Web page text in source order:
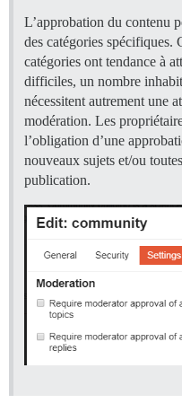
L’approbation du contenu
des catégories spécifiques.
catégories ont tendance à
difficiles, un nombre
nécessitent autrement une
modération. Les
l’obligation d’une
nouveaux sujets et/ou
publication.